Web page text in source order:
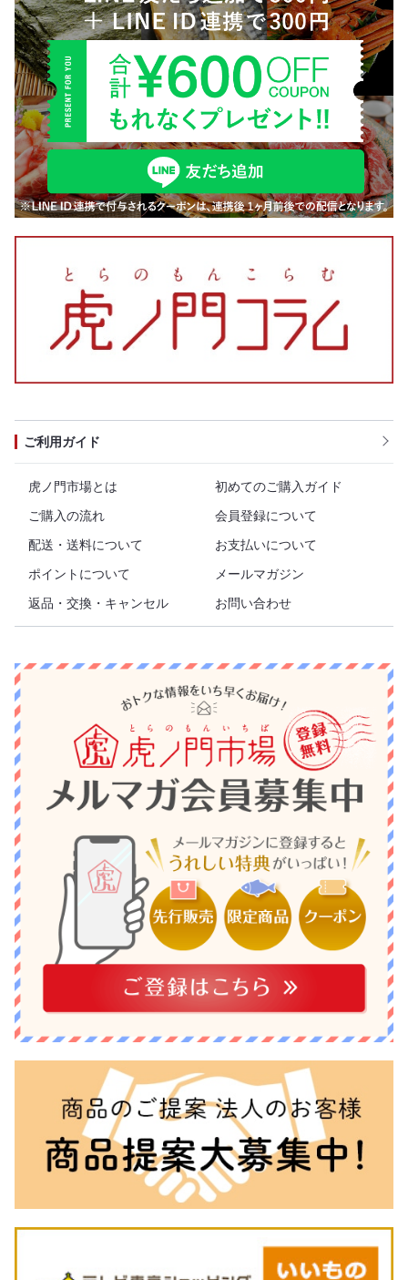
ご利用ガイド
虎ノ門市場とは
初めてのご購入ガイド
ご購入の流れ
会員登録について
配送・送料について
お支払いについて
ポイントについて
メールマガジン
返品・交換・キャンセル
お問い合わせ